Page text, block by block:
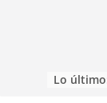
Lo